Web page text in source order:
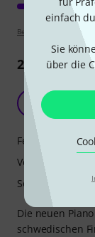
einfach
Sie
über die
Bewertungsrichtlinien
23
Schöne
Die neuen
schwedischen
Features
Verarbeitung
Sound